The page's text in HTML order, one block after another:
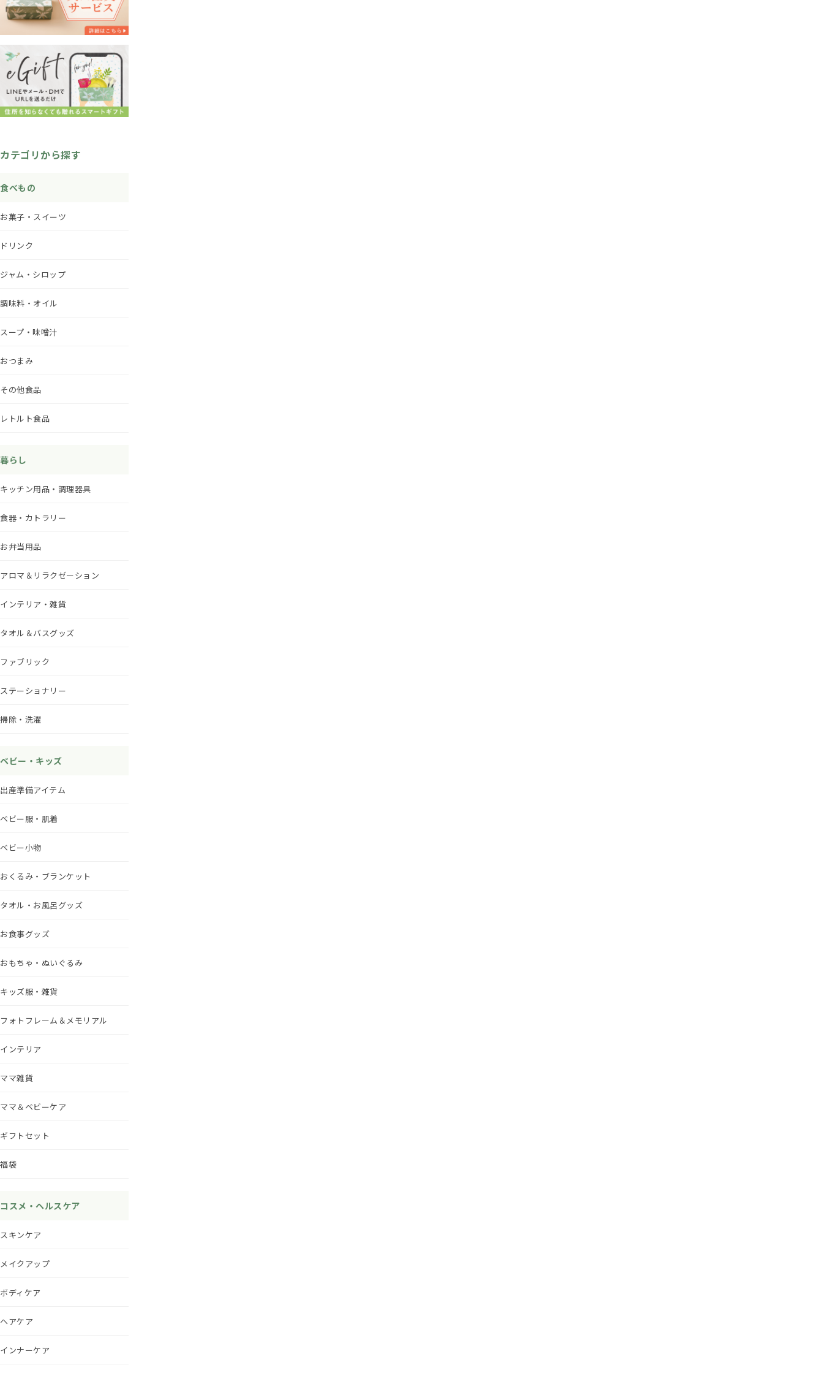
カテゴリから探す
食べもの
お菓子・スイーツ
ドリンク
ジャム・シロップ
調味料・オイル
スープ・味噌汁
おつまみ
その他食品
レトルト食品
暮らし
キッチン用品・調理器具
食器・カトラリー
お弁当用品
アロマ＆リラクゼーション
インテリア・雑貨
タオル＆バスグッズ
ファブリック
ステーショナリー
掃除・洗濯
ベビー・キッズ
出産準備アイテム
ベビー服・肌着
ベビー小物
おくるみ・ブランケット
タオル・お風呂グッズ
お食事グッズ
おもちゃ・ぬいぐるみ
キッズ服・雑貨
フォトフレーム＆メモリアル
インテリア
ママ雑貨
ママ＆ベビーケア
ギフトセット
福袋
コスメ・ヘルスケア
スキンケア
メイクアップ
ボディケア
ヘアケア
インナーケア